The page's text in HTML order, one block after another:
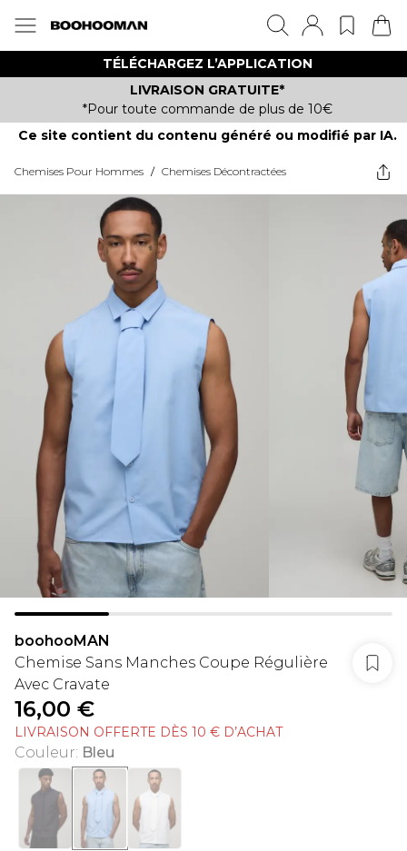
TÉLÉCHARGEZ L’APPLICATION
LIVRAISON GRATUITE*
*Pour toute commande de plus de 10€
Ce site contient du contenu généré ou modifié par IA.
Chemises Pour Hommes / Chemises Décontractées
boohooMAN
Chemise Sans Manches Coupe Régulière
Avec Cravate
16,00 €
LIVRAISON OFFERTE DÈS 10 € D’ACHAT
Couleur: Bleu